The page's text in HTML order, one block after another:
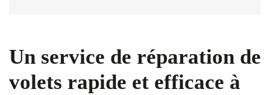
Un service de réparation de
volets rapide et efficace à